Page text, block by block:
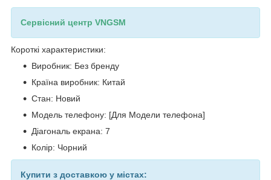
Сервісний центр VNGSM
Короткі характеристики:
Виробник: Без бренду
Країна виробник: Китай
Стан: Новий
Модель телефону: [Для Модели телефона]
Діагональ екрана: 7
Колір: Чорний
Купити з доставкою у містах: